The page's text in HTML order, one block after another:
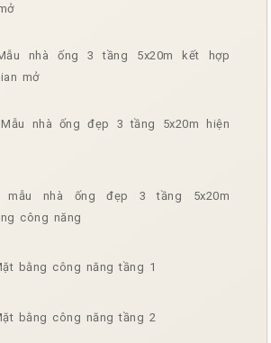
nhà ống 3 tầng 5x20m kết hợp
mở
nhà ống đẹp 3 tầng 5x20m hiện
mẫu nhà ống đẹp 3 tầng 5x20m
công năng
bằng công năng tầng 1
bằng công năng tầng 2